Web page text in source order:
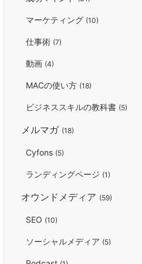
マーケティング (10)
仕事術 (7)
動画 (4)
MACの使い方 (18)
ビジネススキルの教科書 (5)
メルマガ (18)
Cyfons (5)
ランディングページ (1)
オウンドメディア (59)
SEO (10)
ソーシャルメディア (5)